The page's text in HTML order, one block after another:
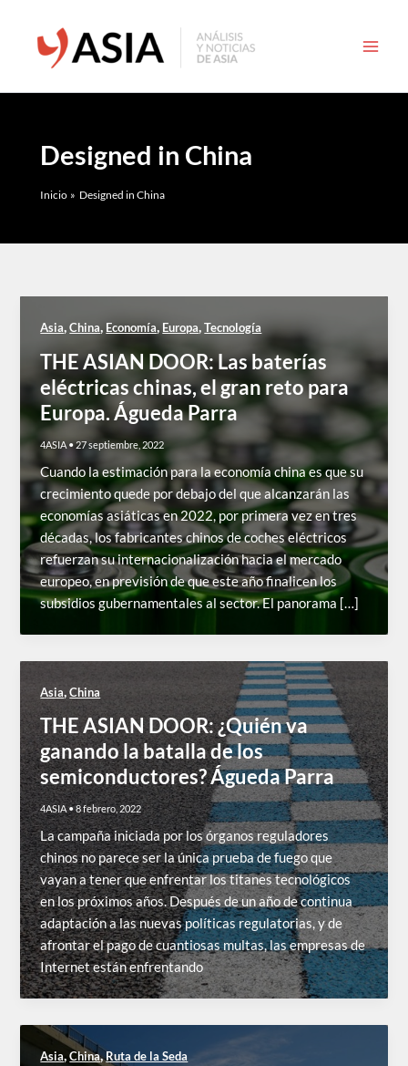
contenido
Designed in China
Inicio Designed in China
Asia,China, Economía, Europa,Tecnología
THE ASIAN DOOR: Las baterías
eléctricas chinas, el gran reto para
Europa. Águeda Parra
4ASIA •27 septiembre, 2022
Cuando la estimación para la economía china es que su
crecimiento quede por debajo del que alcanzarán las
economías asiáticas en 2022, por primera vez en tres
décadas, los fabricantes chinos de coches eléctricos
refuerzan su internacionalización hacia el mercado
europeo, en previsión de que este año finalicen los
subsidios gubernamentales al sector. El panorama […]
Asia,China
THE ASIAN DOOR: ¿Quién va
ganando la batalla de los
semiconductores? Águeda Parra
4ASIA•8 febrero, 2022
La campaña iniciada por los órganos reguladores
chinos no parece ser la única prueba de fuego que
vayan a tener que enfrentar los titanes tecnológicos
en los próximos años. Después de un año de continua
adaptación a las nuevas políticas regulatorias, y de
afrontar el pago de cuantiosas multas, las empresas de
Internet están enfrentando
Asia,China,Ruta de la Seda